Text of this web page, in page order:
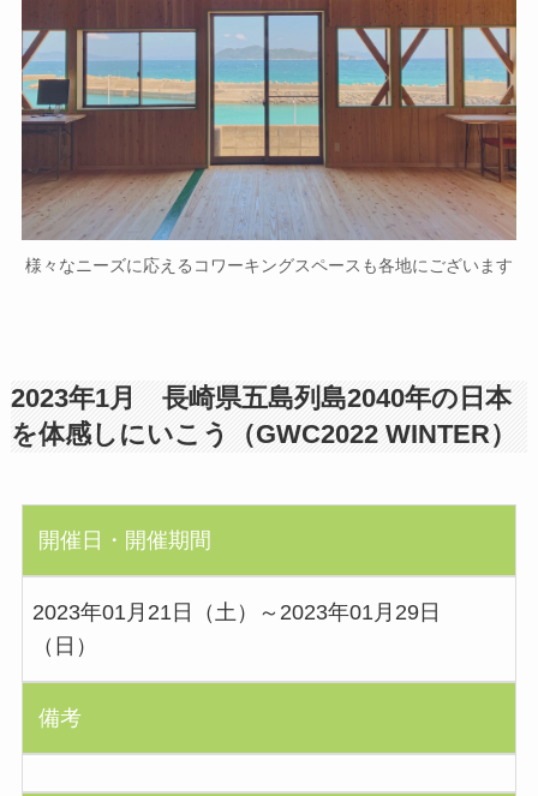
様々なニーズに応えるコワーキングスペースも各地にございます
2023年1月 長崎県五島列島2040年の日本
を体感しにいこう（GWC2022 WINTER）
開催日・開催期間
2023年01月21日（土）～2023年01月29日
（日）
備考